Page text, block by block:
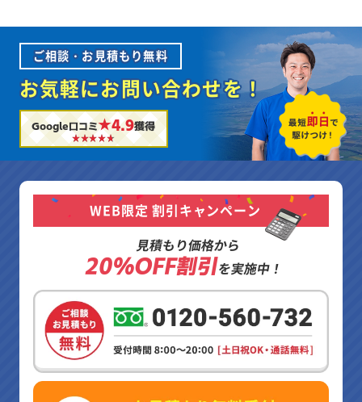
ご相談・お見積もり無料
お気軽にお問い合わせを！
Google口コミ★4.9獲得
WEB限定 割引キャンペーン
見積もり価格から
20%OFF割引を実施中！